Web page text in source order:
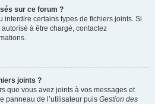
sur ce forum ?
interdire certains types de fichiers joints. Si
à être chargé, contactez
joints ?
que vous avez joints à vos messages et
panneau de l’utilisateur puis Gestion des